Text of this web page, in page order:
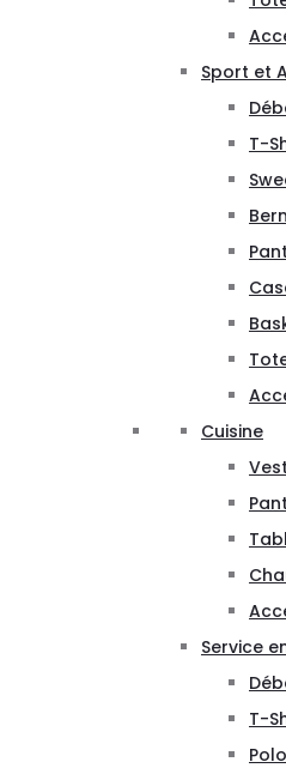
Sport et
T-
Cuisine
Service
T-